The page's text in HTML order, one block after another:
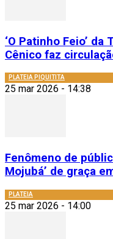
‘O Patinho Feio’
Cênico faz
PLATEIA PIQUITITA
25 mar 2026 - 14:38
Fenômeno de
Mojubá’ de graça
PLATEIA
25 mar 2026 - 14:00